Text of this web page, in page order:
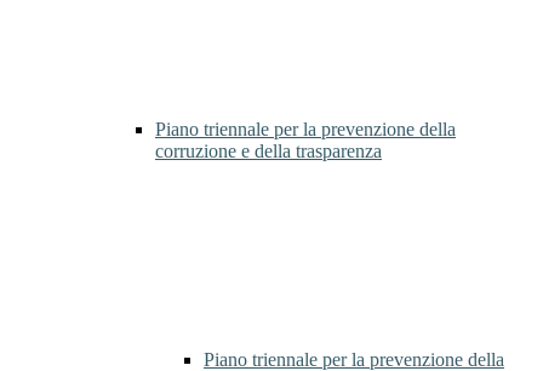
Piano triennale per la prevenzione della
corruzione e della trasparenza
Piano triennale per la prevenzione della